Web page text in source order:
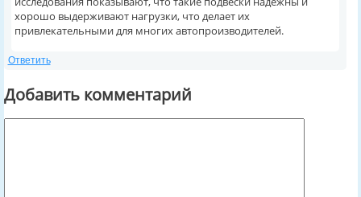
хорошо выдерживают нагрузки, что делает их
привлекательными для многих автопроизводителей.
Ответить
Добавить комментарий